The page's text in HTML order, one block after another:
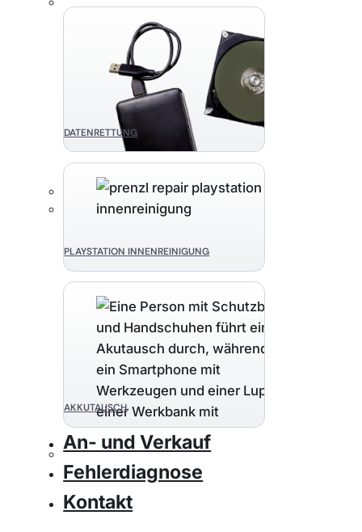
DATENRETTUNG
PLAYSTATION INNENREINIGUNG
AKKUTAUSCH
An- und Verkauf
Fehlerdiagnose
Kontakt